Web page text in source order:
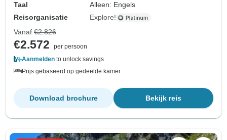
Taal
Alleen: Engels
Reisorganisatie
Explore!
Vanaf €2.826
€2.572
per persoon
Aanmelden to unlock savings
Prijs gebaseerd op gedeelde kamer
Bekijk reis
Download brochure